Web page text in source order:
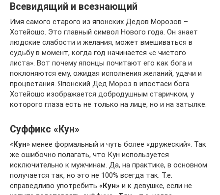
Всевидящий и всезнающий
Имя самого старого из японских Дедов Морозов –
Хотейошо. Это главный символ Нового года. Он знает
людские слабости и желания, может вмешиваться в
судьбу в момент, когда год начинается «с чистого
листа». Вот почему японцы почитают его как бога и
поклоняются ему, ожидая исполнения желаний, удачи и
процветания. Японский Дед Мороз в ипостаси бога
Хотейошо изображается добродушным старичком, у
которого глаза есть не только на лице, но и на затылке.
Суффикс «Кун»
«Кун» менее формальный и чуть более «дружеский». Так
же ошибочно полагать, что Кун используется
исключительно к мужчинам. Да, на практике, в основном
получается так, но это не 100% всегда так. Т.е.
справедливо употребить «Кун» и к девушке, если не